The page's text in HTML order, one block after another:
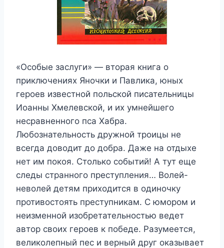
«Особые заслуги» — вторая книга о
приключениях Яночки и Павлика, юных
героев известной польской писательницы
Иоанны Хмелевской, и их умнейшего
несравненного пса Хабра.
Любознательность дружной троицы не
всегда доводит до добра. Даже на отдыхе
нет им покоя. Столько событий! А тут еще
следы странного преступления… Волей-
неволей детям приходится в одиночку
противостоять преступникам. С юмором и
неизменной изобретательностью ведет
автор своих героев к победе. Разумеется,
великолепный пес и верный друг оказывает